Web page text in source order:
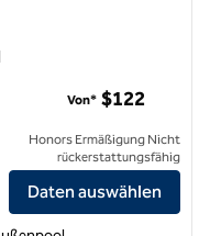
Hayward anzeigen
Von* $122
Honors Ermäßigung Nicht
rückerstattungsfähig
Daten auswählen